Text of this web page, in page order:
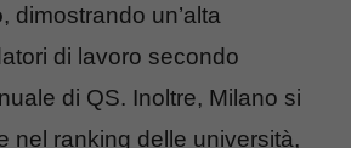
, dimostrando un’alta
di lavoro secondo
di QS. Inoltre, Milano si
nel ranking delle università,